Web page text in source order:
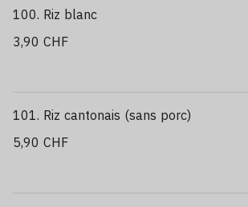
100. Riz blanc
3,90 CHF
101. Riz cantonais (sans porc)
5,90 CHF